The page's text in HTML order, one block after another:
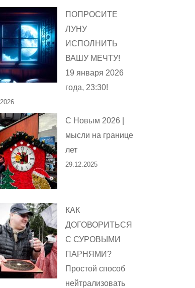
ПОПРОСИТЕ
ЛУНУ
ИСПОЛНИТЬ
ВАШУ МЕЧТУ!
19 января 2026
года, 23:30!
С Новым 2026 |
мысли на границе
лет
29.12.2025
КАК
ДОГОВОРИТЬСЯ
С СУРОВЫМИ
ПАРНЯМИ?
Простой способ
нейтрализовать